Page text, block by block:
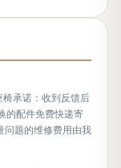
承诺：收到反馈后
的配件免费快递寄
问题的维修费用由我